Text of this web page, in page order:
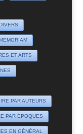
ET ARTS
PAR AUTEURS
PAR ÉPOQUES
EN GÉNÉRAL